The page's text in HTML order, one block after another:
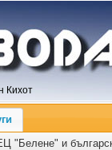
Кихот
"Белене" и